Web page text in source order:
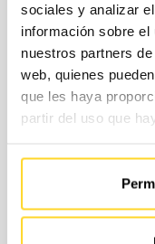
sociales y analizar
información sobre el
nuestros partners
web, quienes
que les haya
partir del uso que